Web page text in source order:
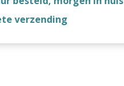
verzending